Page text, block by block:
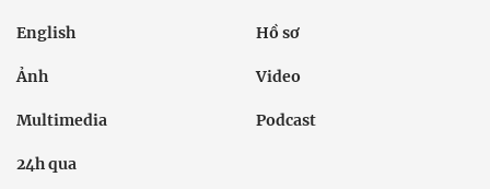
English Hồ sơ
Ảnh Video
Multimedia Podcast
24h qua